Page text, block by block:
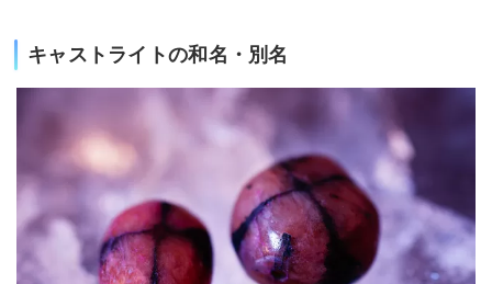
キャストライトの和名・別名